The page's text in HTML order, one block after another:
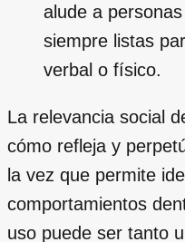
alude a
siempre listas
verbal o físico.
La relevancia social
cómo refleja y
la vez que permite
comportamientos
uso puede ser tanto